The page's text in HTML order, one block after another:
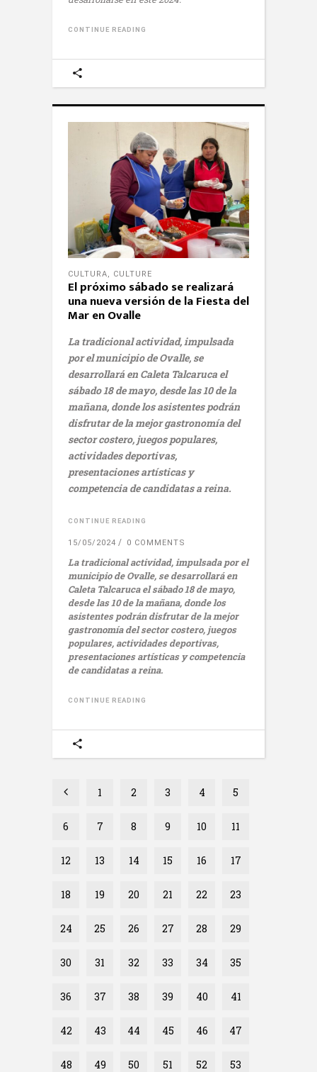
CONTINUE READING
CULTURA, CULTURE
El próximo sábado se realizará
una nueva versión de la Fiesta del
Mar en Ovalle
La tradicional actividad, impulsada
por el municipio de Ovalle, se
desarrollará en Caleta Talcaruca el
sábado 18 de mayo, desde las 10 de la
mañana, donde los asistentes podrán
disfrutar de la mejor gastronomía del
sector costero, juegos populares,
actividades deportivas,
presentaciones artísticas y
competencia de candidatas a reina.
CONTINUE READING
15/05/2024 0 COMMENTS
La tradicional actividad, impulsada por el
municipio de Ovalle, se desarrollará en
Caleta Talcaruca el sábado 18 de mayo,
desde las 10 de la mañana, donde los
asistentes podrán disfrutar de la mejor
gastronomía del sector costero, juegos
populares, actividades deportivas,
presentaciones artísticas y competencia
de candidatas a reina.
CONTINUE READING
1 2 3 4 5
6 7 8 9 10 11
12 13 14 15 16 17
18 19 20 21 22 23
24 25 26 27 28 29
30 31 32 33 34 35
36 37 38 39 40 41
42 43 44 45 46 47
48 49 50 51 52 53